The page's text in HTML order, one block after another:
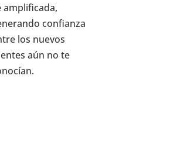
amplificada,
confianza
los nuevos
aún no te